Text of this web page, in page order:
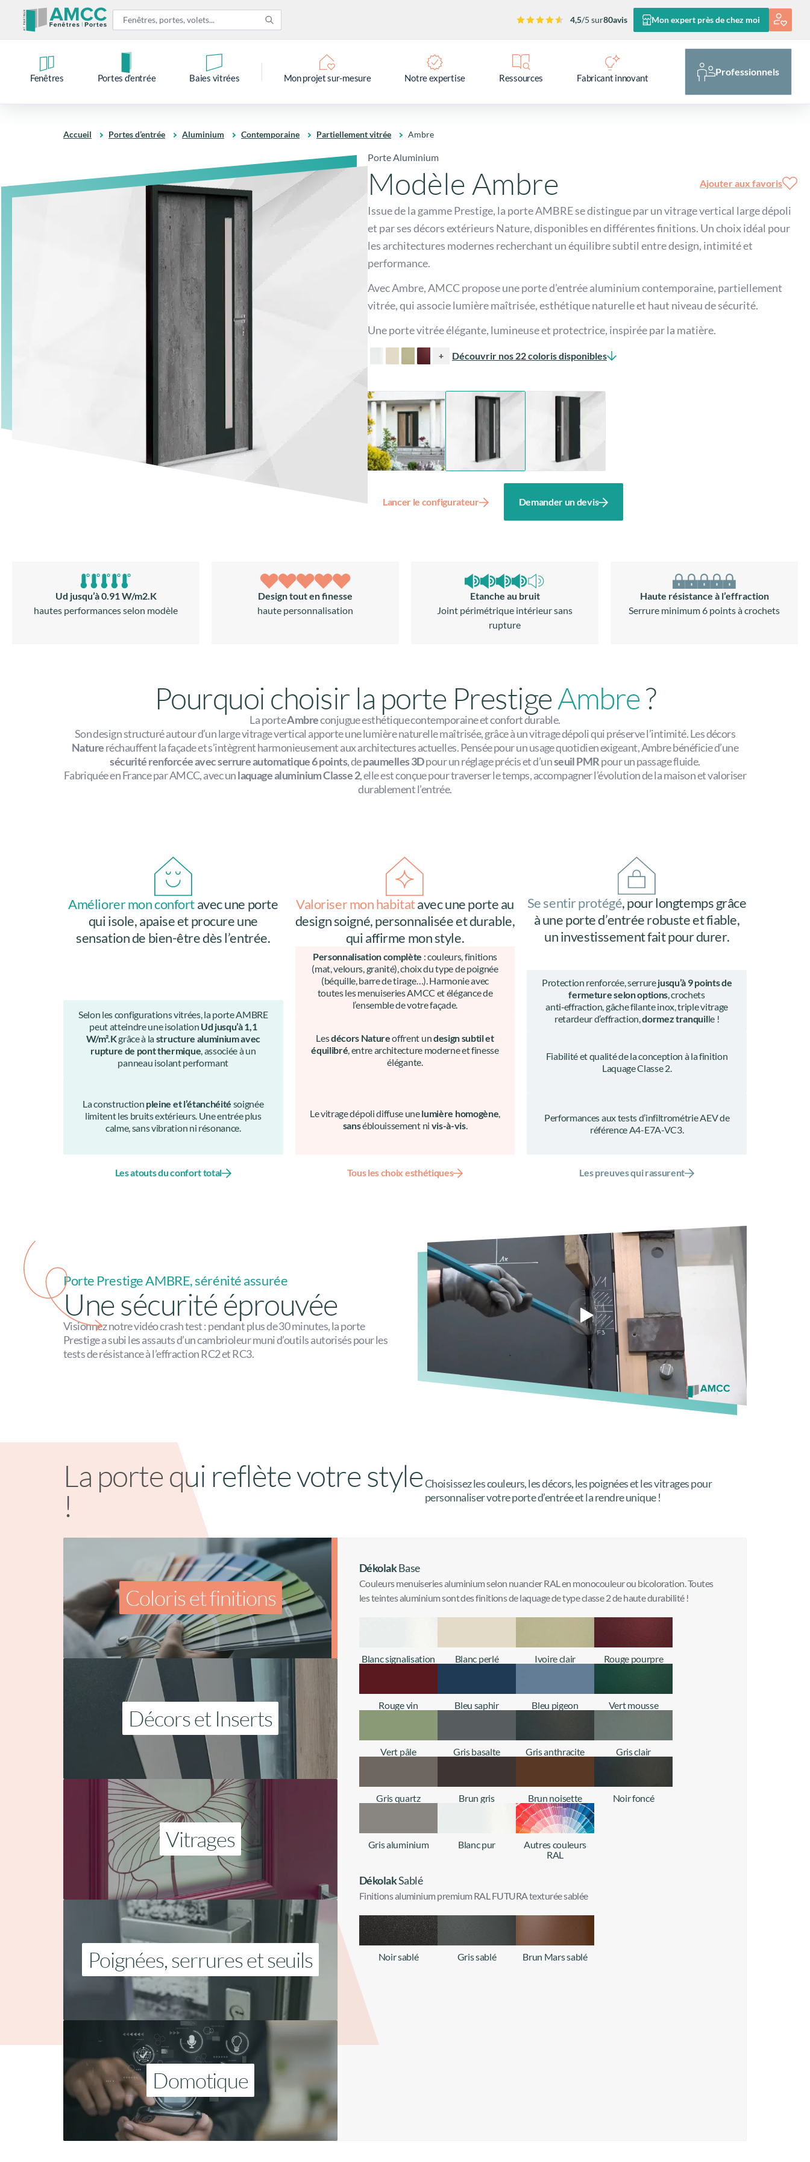
4,5/5 sur80avis Mon expert près de chez moi
Fenêtres Portes d’entrée Baies vitrées Mon projet sur-mesure Notre expertise Ressources Fabricant innovant
Professionnels
Accueil Portes d’entrée Aluminium Contemporaine Partiellement vitrée Ambre
Porte Aluminium
Modèle Ambre Ajouter aux favoris
Issue de la gamme Prestige, la porte AMBRE se distingue par un vitrage vertical large dépoli
et par ses décors extérieurs Nature, disponibles en différentes finitions. Un choix idéal pour
les architectures modernes recherchant un équilibre subtil entre design, intimité et
performance.
Avec Ambre, AMCC propose une porte d’entrée aluminium contemporaine, partiellement
vitrée, qui associe lumière maîtrisée, esthétique naturelle et haut niveau de sécurité.
Une porte vitrée élégante, lumineuse et protectrice, inspirée par la matière.
+ Découvrir nos 22 coloris disponibles
Lancer le configurateur Demander un devis
Ud jusqu’à 0.91 W/m2.K
hautes performances selon modèle
Design tout en finesse
haute personnalisation
Etanche au bruit
Joint périmétrique intérieur sans
rupture
Haute résistance à l’effraction
Serrure minimum 6 points à crochets
Pourquoi choisir la porte PrestigeAmbre?
La porteAmbreconjugue esthétique contemporaine et confort durable.
Son design structuré autour d’un large vitrage vertical apporte une lumière naturelle maîtrisée, grâce à un vitrage dépoli qui préserve l’intimité. Les décors
Natureréchauffent la façade et s’intègrent harmonieusement aux architectures actuelles. Pensée pour un usage quotidien exigeant, Ambre bénéficie d’une
sécurité renforcée avec serrure automatique 6 points, depaumelles 3Dpour un réglage précis et d’unseuil PMRpour un passage fluide.
Fabriquée en France par AMCC, avec unlaquage aluminium Classe 2, elle est conçue pour traverser le temps, accompagner l’évolution de la maison et valoriser
durablement l’entrée.
Améliorer mon confortavec une porte
qui isole, apaise et procure une
sensation de bien-être dès l’entrée.
Selon les configurations vitrées, la porte AMBRE
peut atteindre une isolation Ud jusqu’à 1,1
W/m².Kgrâce à lastructure aluminium avec
rupture de pont thermique, associée à un
panneau isolant performant
La construction pleine et l’étanchéité soignée
limitent les bruits extérieurs. Une entrée plus
calme, sans vibration ni résonance.
Les atouts du confort total
Valoriser mon habitatavec une porte au
design soigné, personnalisée et durable,
qui affirme mon style.
Personnalisation complète : couleurs, finitions
(mat, velours, granité), choix du type de poignée
(béquille, barre de tirage…). Harmonie avec
toutes les menuiseries AMCC et élégance de
l’ensemble de votre façade.
Lesdécors Natureoffrent undesign subtil et
équilibré, entre architecture moderne et finesse
élégante.
Le vitrage dépoli diffuse unelumière homogène,
sanséblouissement ni vis-à-vis.
Tous les choix esthétiques
Se sentir protégé, pour longtemps grâce
à une porte d’entrée robuste et fiable,
un investissement fait pour durer.
Protection renforcée, serrurejusqu’à 9 points de
fermeture selon options, crochets
anti‑effraction, gâche filante inox, triple vitrage
retardeur d’effraction,dormez tranquille !
Fiabilité et qualité de la conception à la finition
Laquage Classe 2.
Performances aux tests d’infiltrométrie AEV de
référence A4-E7A-VC3.
Les preuves qui rassurent
Porte Prestige AMBRE, sérénité assurée
Une sécurité éprouvée
Visionnez notre vidéo crash test : pendant plus de 30 minutes, la porte
Prestige a subi les assauts d’un cambrioleur muni d’outils autorisés pour les
tests de résistance à l’effraction RC2 et RC3.
La porte qui reflète votre style
!
Choisissez les couleurs, les décors, les poignées et les vitrages pour
personnaliser votre porte d’entrée et la rendre unique !
Coloris et finitions
Décors et Inserts
Vitrages
Poignées, serrures et seuils
Domotique
DékolakBase
Couleurs menuiseries aluminium selon nuancier RAL en monocouleur ou bicoloration. Toutes
les teintes aluminium sont des finitions de laquage de type classe 2 de haute durabilité !
Blanc signalisation Blanc perlé Ivoire clair Rouge pourpre
Rouge vin Bleu saphir Bleu pigeon Vert mousse
Vert pâle Gris basalte Gris anthracite Gris clair
Gris quartz Brun gris Brun noisette
+ d'infos
Noir foncé
Gris aluminium Blanc pur
Autres couleurs
RAL
DékolakSablé
Finitions aluminium premium RAL FUTURA texturée sablée
Noir sablé Gris sablé Brun Mars sablé